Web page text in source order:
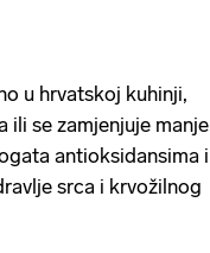
u hrvatskoj kuhinji,
ili se zamjenjuje manje
antioksidansima i
srca i krvožilnog